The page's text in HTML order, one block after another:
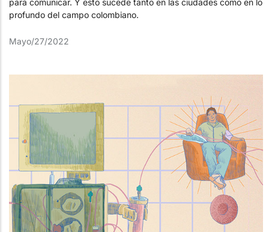
para comunicar. Y esto sucede tanto en las ciudades como en lo
profundo del campo colombiano.
Mayo/27/2022